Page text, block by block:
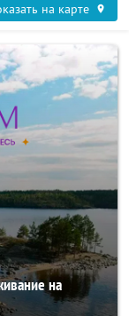
на карте
на